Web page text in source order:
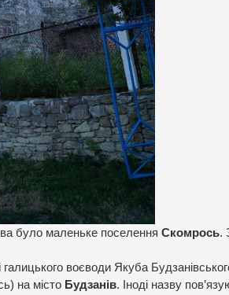
було маленьке поселення Скомрось.
воєводи Якуба
на місто Будзанів. Іноді назву